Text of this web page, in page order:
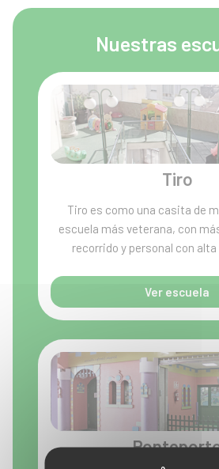
Nuestras
Tiro
Tiro es como una casita de
escuela más veterana, con
recorrido y personal con
Ver escuela